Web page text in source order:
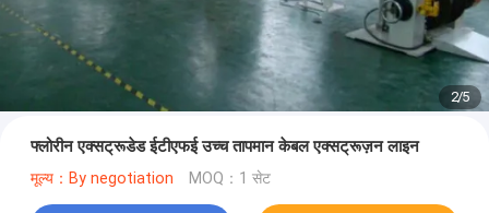
2/5
फ्लोरीन एक्सट्रूडेड ईटीएफई उच्च तापमान केबल एक्सट्रूज़न लाइन
मूल्य：By negotiation MOQ：1 सेट